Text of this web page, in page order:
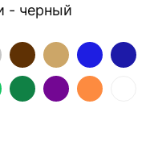
- черный